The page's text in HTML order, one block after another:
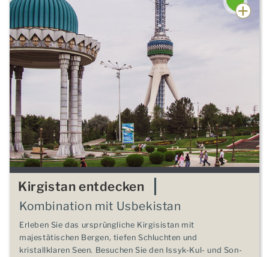
Kirgistan entdecken
Kombination mit Usbekistan
Erleben Sie das ursprüngliche Kirgisistan mit
majestätischen Bergen, tiefen Schluchten und
kristallklaren Seen. Besuchen Sie den Issyk-Kul- und Son-